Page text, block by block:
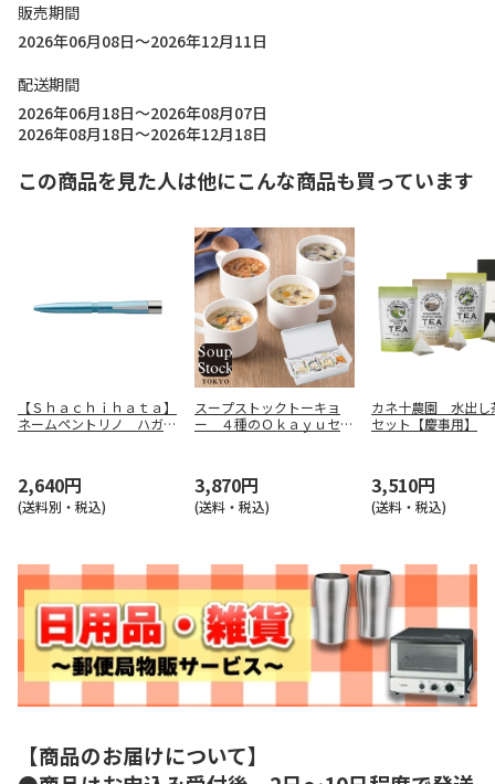
販売期間
2026年06月08日～2026年12月11日
配送期間
2026年06月18日～2026年08月07日
2026年08月18日～2026年12月18日
この商品を見た人は他にこんな商品も買っています
【Ｓｈａｃｈｉｈａｔａ】
ネームペントリノ ハガキ
2,640円
(送料別・税込)
スープストックトーキョ
ー ４種のＯｋａｙｕセッ
3,870円
(送料・税込)
カネ十農園 水出し
セット【慶事用】
3,510円
(送料・税込)
【商品のお届けについて】